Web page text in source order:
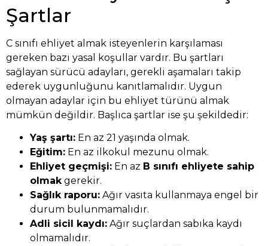
Şartlar
C sınıfı ehliyet almak isteyenlerin karşılaması
gereken bazı yasal koşullar vardır. Bu şartları
sağlayan sürücü adayları, gerekli aşamaları takip
ederek uygunluğunu kanıtlamalıdır. Uygun
olmayan adaylar için bu ehliyet türünü almak
mümkün değildir. Başlıca şartlar ise şu şekildedir:
Yaş şartı: En az 21 yaşında olmak.
Eğitim: En az ilkokul mezunu olmak.
Ehliyet geçmişi: En az B sınıfı ehliyete sahip
olmakgerekir.
Sağlık raporu: Ağır vasıta kullanmaya engel bir
durum bulunmamalıdır.
Adli sicil kaydı: Ağır suçlardan sabıka kaydı
olmamalıdır.